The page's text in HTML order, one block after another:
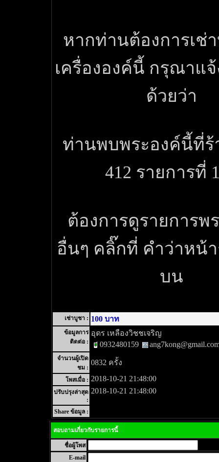
หากท่านต้องการเช่
เครื่ององค์นี้ กรุณาแ
ด้วยว่า
ท่านพบพระองค์นี้ที่ร้
412 รายการที่
ต้องการดูรายการพ
อื่นๆ คลิ๊กที่ คำว่าหน้
บน
เช่าบูชา : 100 บาท
ข้อมูลการ
ติดต่อ :
อุดร เหลืองวิชชเจริญ
0932480159
จำนวนผู้เปิด
ชม :
0832 ครั้ง
โพสเมื่อ : 2018-10-21 21:48:00
ปรับปรุงล่าสุด
:
2018-10-21 21:48:00
Share ข้อมูล :
สอบถามเกี่ยวกับรายการนี้
ชื่อผู้โพส
E-mail